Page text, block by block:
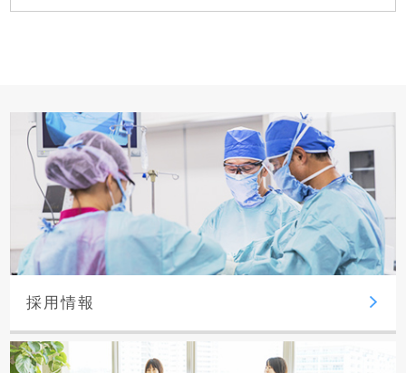
採用情報